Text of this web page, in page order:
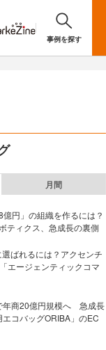
事例を探す
月間
円」の組織を作るには？
ティクス、急成長の裏側
ばれるには？アクセンチ
エージェンティックコマ
年商20億円規模へ 急成長
コバッグORIBA」のEC